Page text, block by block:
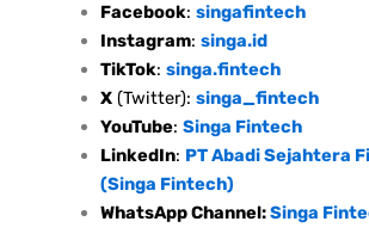
Facebook: singafintech
Instagram: singa.id
TikTok: singa.fintech
X(Twitter): singa_fintech
YouTube: Singa Fintech
LinkedIn: PT Abadi Sejahtera
(Singa Fintech)
WhatsApp Channel:Singa